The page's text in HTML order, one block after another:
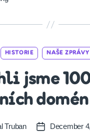
HISTORIE NAŠE ZPRÁVY
jsme
domén
Truban
PostDecember